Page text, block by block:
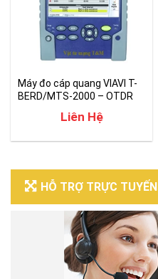
HỖ TRỢ TRỰC TUYẾN
Máy đo cáp quang VIAVI T-
BERD/MTS-2000 – OTDR
Liên Hệ